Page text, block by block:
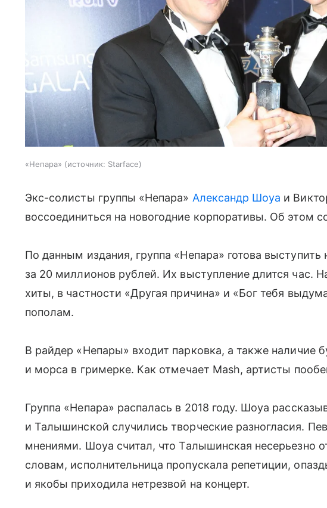
«Непара» источник: Starface
Экс-солисты группы «Непара» Александр Шоуа и
воссоединиться на новогодние корпоративы. Об этом
По данным издания, группа «Непара» готова
за 20 миллионов рублей. Их выступление длится час.
хиты, в частности «Другая причина» и «Бог тебя
пополам.
В райдер «Непары» входит парковка, а также наличие
и морса в гримерке. Как отмечает Mash, артисты
Группа «Непара» распалась в 2018 году. Шоуа
и Талышинской случились творческие разногласия.
мнениями. Шоуа считал, что Талышинская несерьезно
словам, исполнительница пропускала репетиции,
и якобы приходила нетрезвой на концерт.